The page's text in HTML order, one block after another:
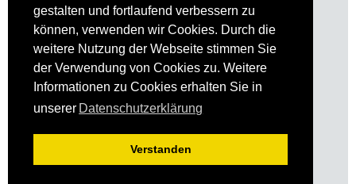
gestalten und fortlaufend verbessern zu
können, verwenden wir Cookies. Durch die
weitere Nutzung der Webseite stimmen Sie
der Verwendung von Cookies zu. Weitere
Informationen zu Cookies erhalten Sie in
unserer Datenschutzerklärung
Verstanden
Impressum Datenschutz